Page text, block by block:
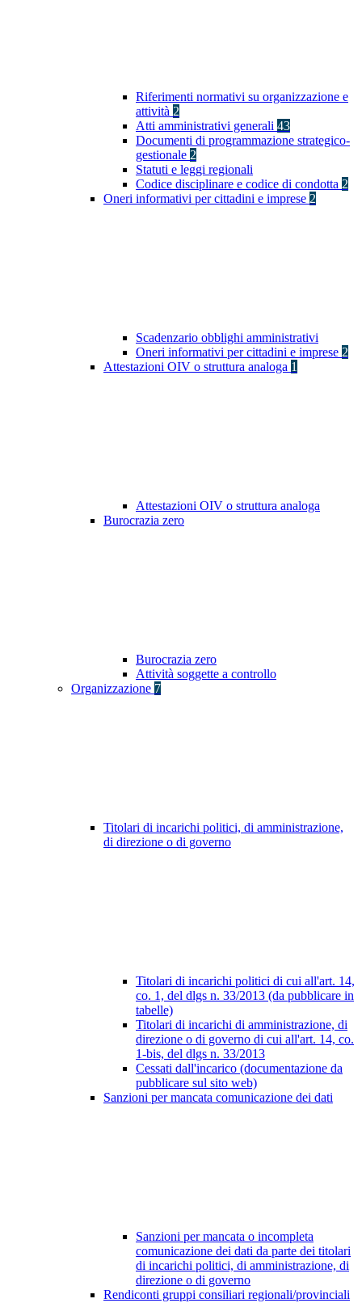
Riferimenti normativi su organizzazione e
attività 2
Atti amministrativi generali 43
Documenti di programmazione strategico-
gestionale 2
Statuti e leggi regionali
Codice disciplinare e codice di condotta 2
Oneri informativi per cittadini e imprese 2
Scadenzario obblighi amministrativi
Oneri informativi per cittadini e imprese 2
Attestazioni OIV o struttura analoga 1
Attestazioni OIV o struttura analoga
Burocrazia zero
Burocrazia zero
Attività soggette a controllo
Organizzazione 7
Titolari di incarichi politici, di amministrazione,
di direzione o di governo
Titolari di incarichi politici di cui all'art. 14,
co. 1, del dlgs n. 33/2013 (da pubblicare in
tabelle)
Titolari di incarichi di amministrazione, di
direzione o di governo di cui all'art. 14, co.
1-bis, del dlgs n. 33/2013
Cessati dall'incarico (documentazione da
pubblicare sul sito web)
Sanzioni per mancata comunicazione dei dati
Sanzioni per mancata o incompleta
comunicazione dei dati da parte dei titolari
di incarichi politici, di amministrazione, di
direzione o di governo
Rendiconti gruppi consiliari regionali/provinciali